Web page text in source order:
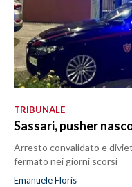
TRIBUNALE
Sassari, pusher
Arresto convalidato e
fermato nei giorni scorsi
Emanuele Floris